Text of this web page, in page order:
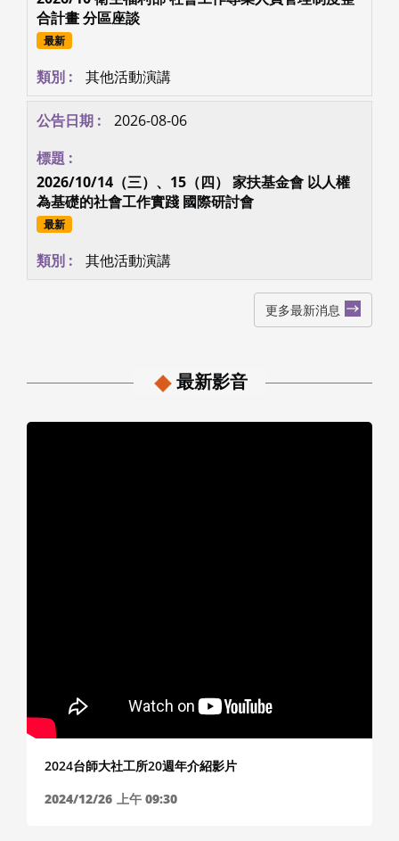
合計畫 分區座談
最新
其他活動演講
2026-08-06
2026/10/14（三）、15（四） 家扶基金會 以人權
為基礎的社會工作實踐 國際研討會
最新
其他活動演講
更多最新消息
最新影音
2024台師大社工所20週年介紹影片
2024/12/26 上午 09:30